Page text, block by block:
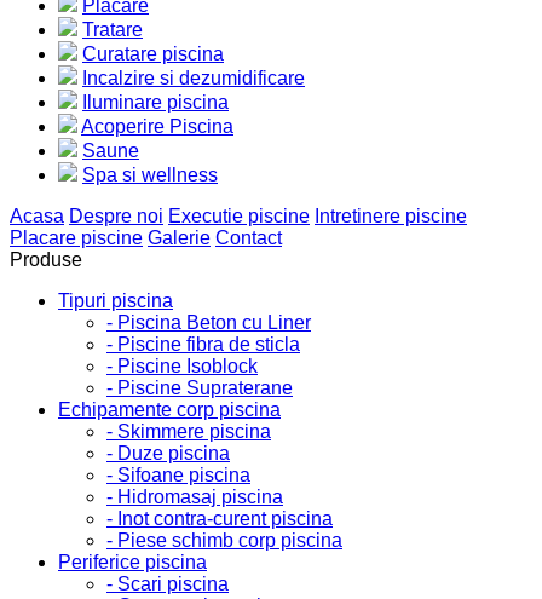
Placare
Tratare
Curatare piscina
Incalzire si dezumidificare
Iluminare piscina
Acoperire Piscina
Saune
Spa si wellness
Acasa Despre noi Executie piscine Intretinere piscine
Placare piscine Galerie Contact
Produse
Tipuri piscina
- Piscina Beton cu Liner
- Piscine fibra de sticla
- Piscine Isoblock
- Piscine Supraterane
Echipamente corp piscina
- Skimmere piscina
- Duze piscina
- Sifoane piscina
- Hidromasaj piscina
- Inot contra-curent piscina
- Piese schimb corp piscina
Periferice piscina
- Scari piscina